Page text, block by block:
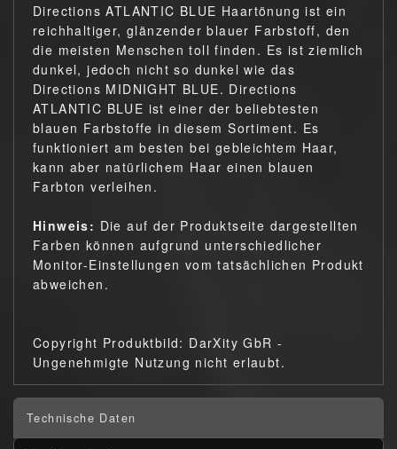
Directions ATLANTIC BLUE Haartönung ist ein
reichhaltiger, glänzender blauer Farbstoff, den
die meisten Menschen toll finden. Es ist ziemlich
dunkel, jedoch nicht so dunkel wie das
Directions MIDNIGHT BLUE. Directions
ATLANTIC BLUE ist einer der beliebtesten
blauen Farbstoffe in diesem Sortiment. Es
funktioniert am besten bei gebleichtem Haar,
kann aber natürlichem Haar einen blauen
Farbton verleihen.
Hinweis: Die auf der Produktseite dargestellten
Farben können aufgrund unterschiedlicher
Monitor-Einstellungen vom tatsächlichen Produkt
abweichen.
Copyright Produktbild: DarXity GbR -
Ungenehmigte Nutzung nicht erlaubt.
Technische Daten